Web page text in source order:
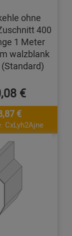
ohne
400
1 Meter
walzblank
€
€
CxLyh2Ajne